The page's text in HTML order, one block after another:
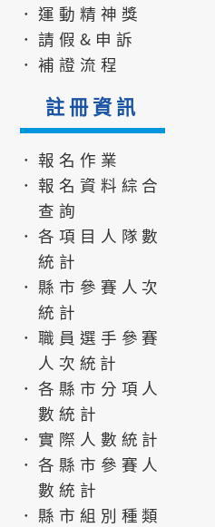
．運動精神獎
．請假&申訴
．補證流程
註冊資訊
．報名作業
．報名資料綜合
查詢
．各項目人隊數
統計
．縣市參賽人次
統計
．職員選手參賽
人次統計
．各縣市分項人
數統計
．實際人數統計
．各縣市參賽人
數統計
．縣市組別種類